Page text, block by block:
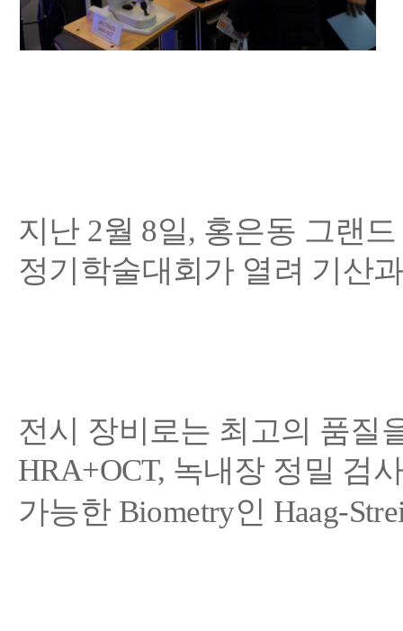
지난 2월 8일, 홍은동 그랜
정기학술대회가 열려 기산
전시 장비로는 최고의 품질
HRA+OCT, 녹내장 정밀 검
가능한 Biometry인 Haag-